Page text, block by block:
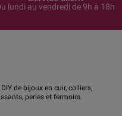
lundi au vendredi de 9h à 18h
de bijoux en cuir, colliers,
perles et fermoirs.